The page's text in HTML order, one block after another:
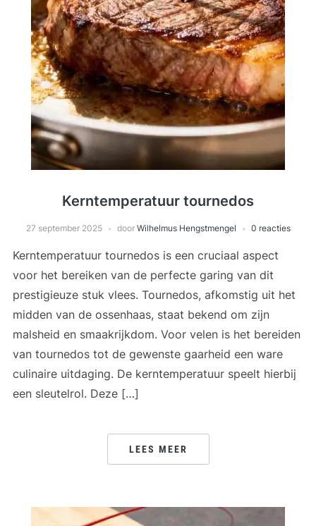
Kerntemperatuur tournedos
27 september 2025 door Wilhelmus Hengstmengel 0 reacties
Kerntemperatuur tournedos is een cruciaal aspect
voor het bereiken van de perfecte garing van dit
prestigieuze stuk vlees. Tournedos, afkomstig uit het
midden van de ossenhaas, staat bekend om zijn
malsheid en smaakrijkdom. Voor velen is het bereiden
van tournedos tot de gewenste gaarheid een ware
culinaire uitdaging. De kerntemperatuur speelt hierbij
een sleutelrol. Deze […]
LEES MEER